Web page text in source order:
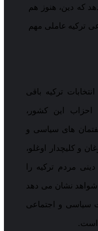
که دین، هنوز هم
ترکیه عاملی مهم
ترکیه باقی
این کشور،
های سیاسی و
و کلیچدار اوغلو،
مردم ترکیه را
شواهد نشان می دهد
سیاسی و اجتماعی
است.